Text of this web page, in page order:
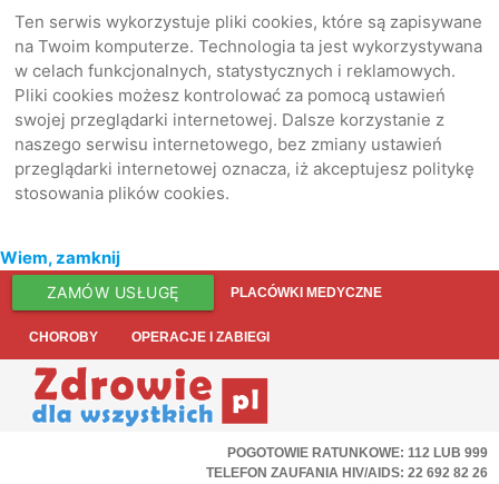
Ten serwis wykorzystuje pliki cookies, które są zapisywane
na Twoim komputerze. Technologia ta jest wykorzystywana
w celach funkcjonalnych, statystycznych i reklamowych.
Pliki cookies możesz kontrolować za pomocą ustawień
swojej przeglądarki internetowej. Dalsze korzystanie z
naszego serwisu internetowego, bez zmiany ustawień
przeglądarki internetowej oznacza, iż akceptujesz politykę
stosowania plików cookies.
Wiem, zamknij
ZAMÓW USŁUGĘ PLACÓWKI MEDYCZNE
CHOROBY OPERACJE I ZABIEGI
POGOTOWIE RATUNKOWE: 112 LUB 999
TELEFON ZAUFANIA HIV/AIDS: 22 692 82 26